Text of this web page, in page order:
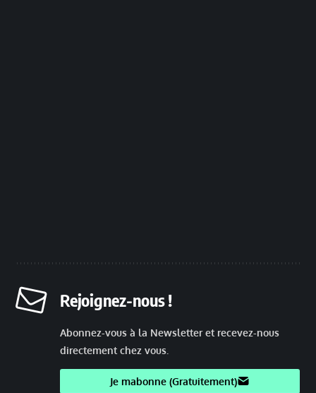
Rejoignez-nous !
Abonnez-vous à la Newsletter et recevez-nous
directement chez vous.
Je mabonne (Gratuitement)